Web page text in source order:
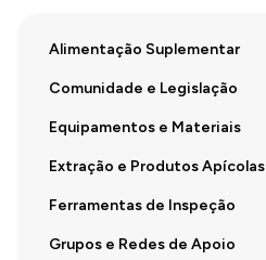
Alimentação Suplementar
Comunidade e Legislação
Equipamentos e Materiais
Extração e Produtos Apícolas
Ferramentas de Inspeção
Grupos e Redes de Apoio